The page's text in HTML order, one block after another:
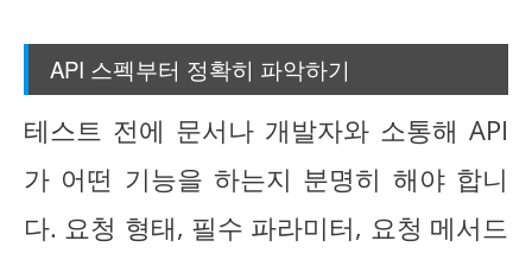
API 스펙부터 정확히 파악하기
테스트 전에 문서나 개발자와 소통해 API
가 어떤 기능을 하는지 분명히 해야 합니
다. 요청 형태, 필수 파라미터, 요청 메서드